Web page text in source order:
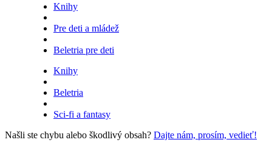
Knihy
Pre deti a mládež
Beletria pre deti
Knihy
Beletria
Sci-fi a fantasy
Našli ste chybu alebo škodlivý obsah? Dajte nám, prosím, vedieť!